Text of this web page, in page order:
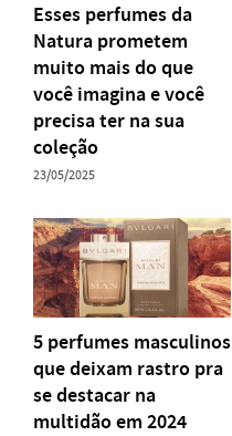
Esses perfumes da
Natura prometem
muito mais do que
você imagina e você
precisa ter na sua
coleção
23/05/2025
5 perfumes masculinos
que deixam rastro pra
se destacar na
multidão em 2024